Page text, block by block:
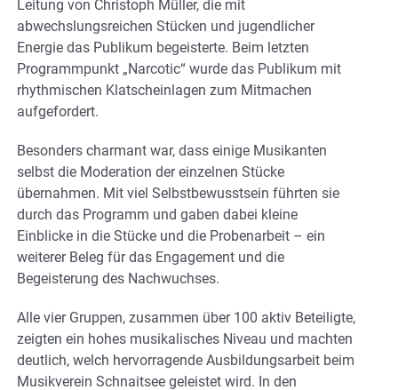
Leitung von Christoph Müller, die mit
abwechslungsreichen Stücken und jugendlicher
Energie das Publikum begeisterte. Beim letzten
Programmpunkt „Narcotic“ wurde das Publikum mit
rhythmischen Klatscheinlagen zum Mitmachen
aufgefordert.
Besonders charmant war, dass einige Musikanten
selbst die Moderation der einzelnen Stücke
übernahmen. Mit viel Selbstbewusstsein führten sie
durch das Programm und gaben dabei kleine
Einblicke in die Stücke und die Probenarbeit – ein
weiterer Beleg für das Engagement und die
Begeisterung des Nachwuchses.
Alle vier Gruppen, zusammen über 100 aktiv Beteiligte,
zeigten ein hohes musikalisches Niveau und machten
deutlich, welch hervorragende Ausbildungsarbeit beim
Musikverein Schnaitsee geleistet wird. In den